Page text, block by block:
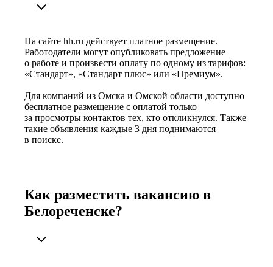
На сайте hh.ru действует платное размещение.
Работодатели могут опубликовать предложение
о работе и произвести оплату по одному из тарифов:
«Стандарт», «Стандарт плюс» или «Премиум».
Для компаний из Омска и Омской области доступно
бесплатное размещение с оплатой только
за просмотры контактов тех, кто откликнулся. Также
такие объявления каждые 3 дня поднимаются
в поиске.
Как разместить вакансию в
Белореченске?